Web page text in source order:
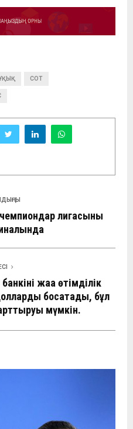
СОТ
лигасының
жаңа өтімділік
босатады, бұл
мүмкін.